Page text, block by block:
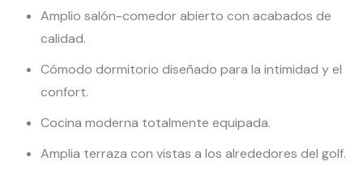
Amplio salón-comedor abierto con acabados de
calidad.
Cómodo dormitorio diseñado para la intimidad y el
confort.
Cocina moderna totalmente equipada.
Amplia terraza con vistas a los alrededores del golf.